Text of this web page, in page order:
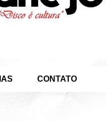
CONTATO